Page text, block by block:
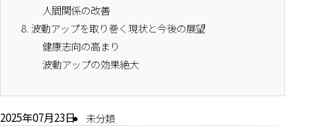
人間関係の改善
8.波動アップを取り巻く現状と今後の展望
健康志向の高まり
波動アップの効果絶大
2025年07月23日 未分類